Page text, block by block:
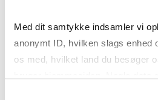
Med dit samtykke indsamler vi
anonymt ID, hvilken slags enhed
os med, hvilket land du besøger
Dalgas have 15, 2000 FRB